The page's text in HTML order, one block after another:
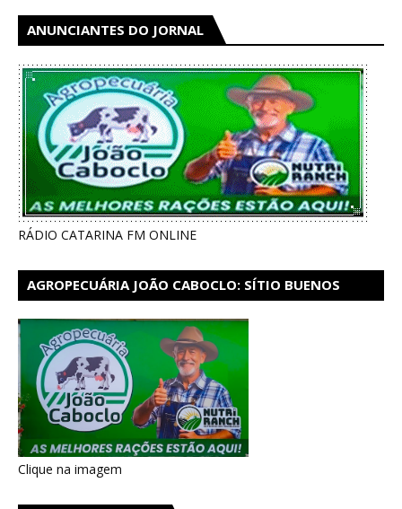
ANUNCIANTES DO JORNAL
RÁDIO CATARINA FM ONLINE
AGROPECUÁRIA JOÃO CABOCLO: SÍTIO BUENOS
Clique na imagem